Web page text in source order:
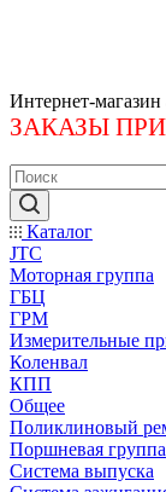
Интернет-
ЗАКАЗЫ
Каталог
JTC
Моторная группа
ГБЦ
ГРМ
Измерительные
Коленвал
КПП
Общее
Поликлиновый
Поршневая группа
Система выпуска